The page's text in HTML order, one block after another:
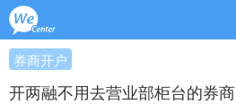
券商开户
开两融不用去营业部柜台的券商